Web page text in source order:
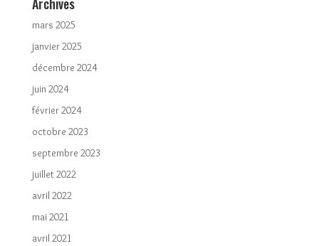
mars 2025
janvier 2025
décembre 2024
juin 2024
février 2024
octobre 2023
septembre 2023
juillet 2022
avril 2022
mai 2021
avril 2021